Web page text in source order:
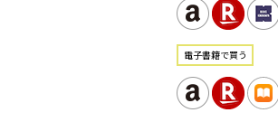
電⼦書籍で買う